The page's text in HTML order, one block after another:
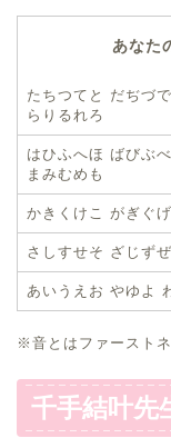
あなた
たちつてと だぢづ
らりるれろ
はひふへほ ばびぶ
まみむめも
かきくけこ がぎぐ
さしすせそ ざじず
あいうえお やゆよ
※音とはファースト
千手結叶先